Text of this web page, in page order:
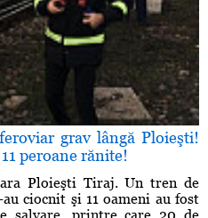
grav lângă Ploieşti!
peroane rănite!
Ploieşti Tiraj. Un tren de
ciocnit şi 11 oameni au fost